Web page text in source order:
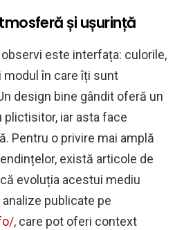
și ușurință
este interfața: culorile,
modul în care îți sunt
design bine gândit oferă un
plictisitor, iar asta face
Pentru o privire mai amplă
există articole de
evoluția acestui mediu
publicate pe
, care pot oferi context